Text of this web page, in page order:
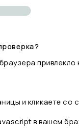
и кликаете
в вашем